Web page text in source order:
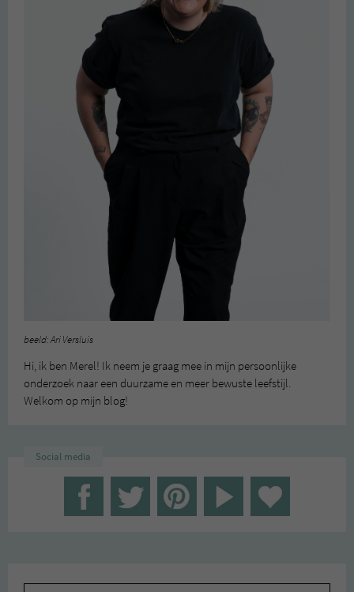
beeld: Ari Versluis
Hi, ik ben Merel! Ik neem je graag mee in mijn persoonlijke
onderzoek naar een duurzame en meer bewuste leefstijl.
Welkom op mijn blog!
Social media